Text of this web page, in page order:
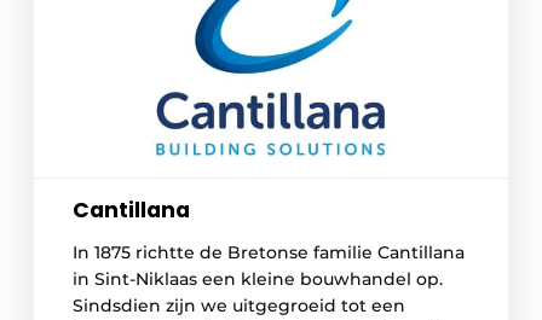
Cantillana
In 1875 richtte de Bretonse familie Cantillana
in Sint-Niklaas een kleine bouwhandel op.
Sindsdien zijn we uitgegroeid tot een